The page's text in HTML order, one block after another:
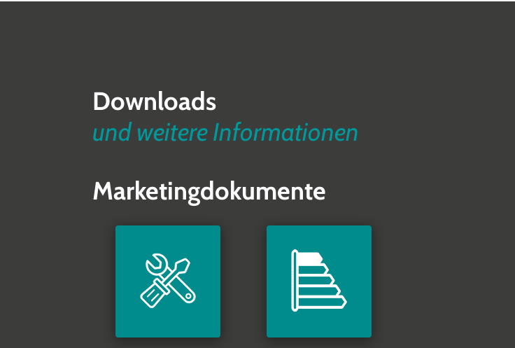
Downloads
und weitere Informationen
Marketingdokumente